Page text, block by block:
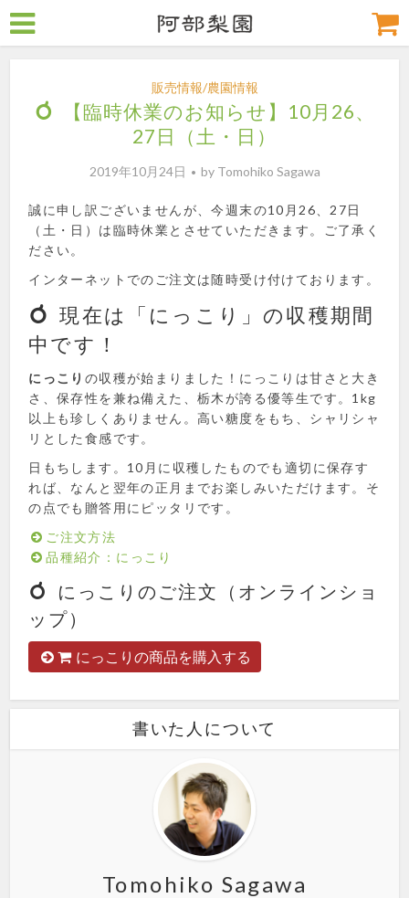
販売情報/農園情報
【臨時休業のお知らせ】10月26、
27日（土・日）
2019年10月24日 by Tomohiko Sagawa
誠に申し訳ございませんが、今週末の10月26、27日
（土・日）は臨時休業とさせていただきます。ご了承く
ださい。
インターネットでのご注文は随時受け付けております。
現在は「にっこり」の収穫期間
中です！
にっこり の収穫が始まりました！にっこりは甘さと大き
さ、保存性を兼ね備えた、栃木が誇る優等生です。1kg
以上も珍しくありません。高い糖度をもち、シャリシャ
リとした食感です。
日もちします。10月に収穫したものでも適切に保存す
れば、なんと翌年の正月までお楽しみいただけます。そ
の点でも贈答用にピッタリです。
ご注文方法
品種紹介：にっこり
にっこりのご注文（オンラインショ
ップ）
にっこりの商品を購入する
書いた人について
Tomohiko Sagawa